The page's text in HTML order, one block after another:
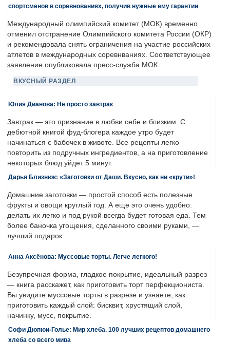
спортсменов в соревнованиях, получив нужные ему гарантии
Международный олимпийский комитет (МОК) временно
отменил отстранение Олимпийского комитета России (ОКР)
и рекомендовала снять ограничения на участие российских
атлетов в международных соревнваниях. Соответствующее
заявление опубликовала пресс-служба МОК.
ВКУСНЫЙ РАЗДЕЛ
Юлия Дианова: Не просто завтрак
Завтрак — это признание в любви себе и близким. С
дебютной книгой фуд-блогера каждое утро будет
начинаться с бабочек в животе. Все рецепты легко
повторить из подручных ингредиентов, а на приготовление
некоторых блюд уйдет 5 минут.
Дарья Близнюк: «Заготовки от Даши. Вкусно, как ни «крути»!
Домашние заготовки — простой способ есть полезные
фрукты и овощи круглый год. А еще это очень удобно:
делать их легко и под рукой всегда будет готовая еда. Тем
более баночка угощения, сделанного своими руками, —
лучший подарок.
Анна Аксёнова: Муссовые торты. Легче легкого!
Безупречная форма, гладкое покрытие, идеальный разрез
— книга расскажет, как приготовить торт перфекциониста.
Вы увидите муссовые торты в разрезе и узнаете, как
приготовить каждый слой: бисквит, хрустящий слой,
начинку, мусс, покрытие.
Софи Дюпюи-Голье: Мир хлеба. 100 лучших рецептов домашнего
хлеба со всего мира